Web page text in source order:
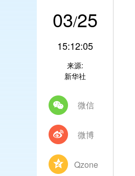
03/25
15:12:05
来源:
新华社
微信
微博
Qzone